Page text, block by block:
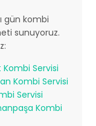
gün kombi
sunuyoruz.
Kombi Servisi
Kombi Servisi
Servisi
Kombi